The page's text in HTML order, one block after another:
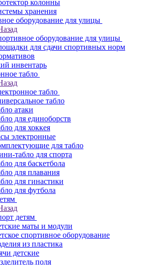
колонны
хранения
оборудование для улицы
оборудование для улицы
для сдачи спортивных норм
инвентарь
табло
табло
табло
атаки
для единоборств
для хоккея
электронные
для табло
табло для спорта
для баскетбола
для плавания
для гинастики
для футбола
детям
маты и модули
спортивное оборудование
из пластика
детские
поля